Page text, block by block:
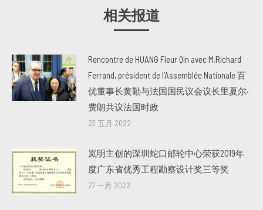
相关报道
Rencontre de HUANG Fleur Qin avec M.Richard
Ferrand, président de l’Assemblée Nationale 百
优董事长黄勤与法国国民议会议长里夏尔·
费朗共议法国时政
23 五月 2022
岚明主创的深圳蛇口邮轮中心荣获2019年
度广东省优秀工程勘察设计奖三等奖
27 一月 2022